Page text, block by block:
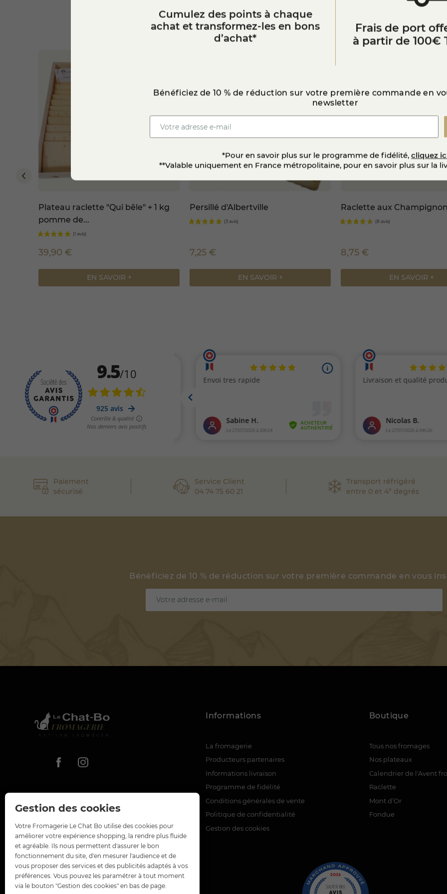
Gestion des cookies
Votre Fromagerie Le Chat Bo utilise des cookies pour
améliorer votre expérience shopping, la rendre plus fluide
et agréable. Ils nous permettent d'assurer le bon
fonctionnement du site, d'en mesurer l'audience et de
vous proposer des services et des publicités adaptés à vos
préférences. Vous pouvez les paramétrer à tout moment
via le bouton "Gestion des cookies" en bas de page.
Utilisé râpé, fondu ou en copeaux, le Comté (bande marron)
est apprécié pour ses
apporter du goût aux préparations culinaires. Il est disponible sur notre
Vous aimerez aussi
Plateau raclette "Qui bêle" + 1 kg
pomme de...
39,90 €
EN SAVOIR +
Persillé d'Albertville
7,25 €
EN SAVOIR +
Raclette aux
8,75 €
EN SAVOIR +
Paiement
sécurisé
Service Client
04 74 75 60 21
Transport réfrigéré
entre 0 et 4° degrés
Bénéficiez de 10 % de réduction sur votre première commande en vous
Informations
La fromagerie
Producteurs partenaires
Informations livraison
Programme de fidélité
Conditions générales de vente
Politique de confidentialité
Gestion des cookies
Boutique
Tous nos fromages
Nos plateaux
Calendrier de l'Avent
Raclette
Mont d’Or
Fondue
Cumulez des points à chaque
achat et transformez-les en bons
d’achat*
Frais de port
à partir de 100€
Bénéficiez de 10 % de réduction sur votre première commande en
newsletter
*Pour en savoir plus sur le programme de fidélité, cliquez
**Valable uniquement en France métropolitaine, pour en savoir plus sur la